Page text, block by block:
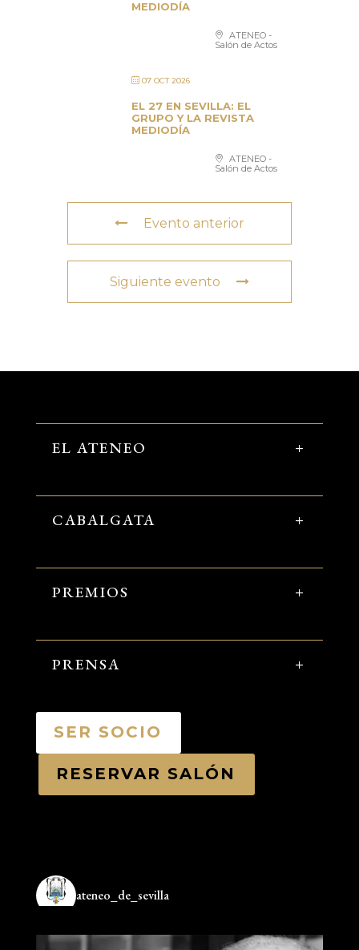
MEDIODÍA
ATENEO -
Salón de Actos
07 OCT 2026
EL 27 EN SEVILLA: EL
GRUPO Y LA REVISTA
MEDIODÍA
ATENEO -
Salón de Actos
Evento anterior
Siguiente evento
EL ATENEO
CABALGATA
PREMIOS
PRENSA
SER SOCIO
RESERVAR SALÓN
ateneo_de_sevilla